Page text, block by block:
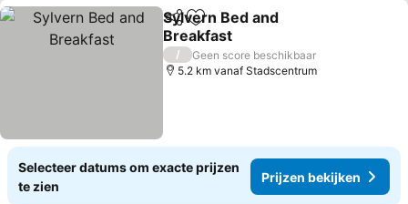
DelenToevoegen aan favorieten
Sylvern Bed and
Breakfast
/
Geen score beschikbaar
5.2 km vanaf Stadscentrum
Selecteer datums om exacte prijzen
te zien
Prijzen bekijken